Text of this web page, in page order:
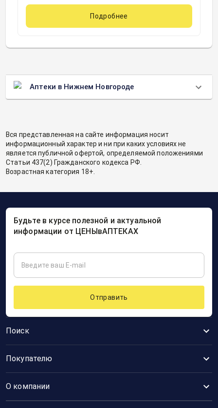
Подробнее
Аптеки в Нижнем Новгороде
Вся представленная на сайте информация носит
информационный характер и ни при каких условиях не
является публичной офертой, определяемой положениями
Статьи 437(2) Гражданского кодекса РФ.
Возрастная категория 18+.
Поиск
Покупателю
О компании
Будьте в курсе полезной и актуальной
информации от ЦЕНЫвАПТЕКАХ
Отправить